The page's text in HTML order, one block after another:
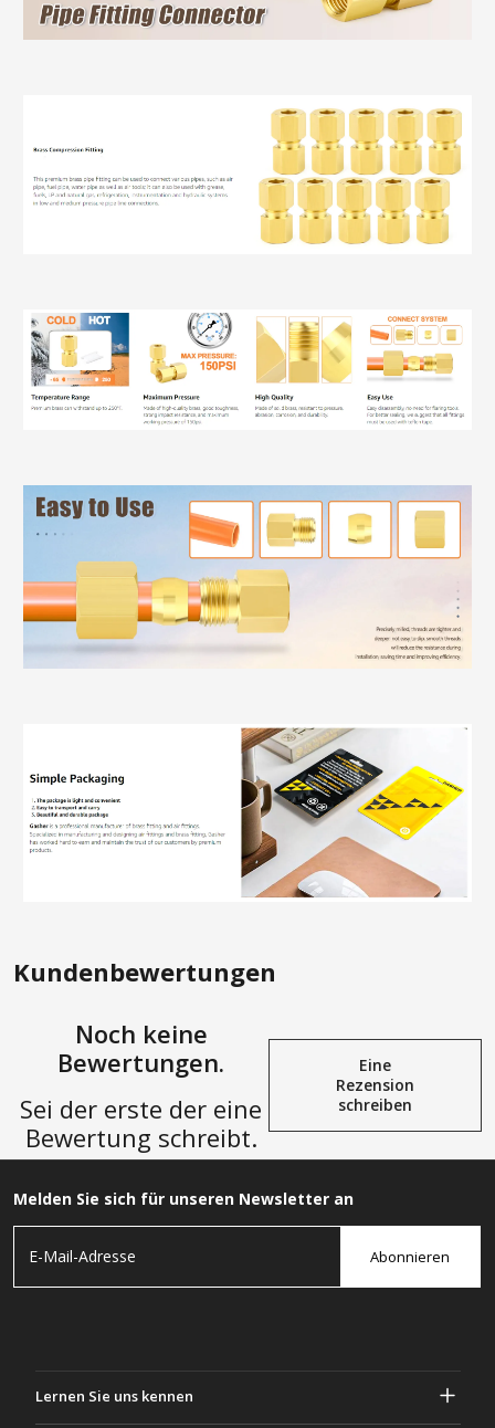
Kundenbewertungen
Noch keine
Bewertungen.
Sei der erste der eine
Bewertung schreibt.
Eine
Rezension
schreiben
Melden Sie sich für unseren Newsletter an
Abonnieren
Lernen Sie uns kennen